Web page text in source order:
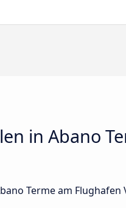
in Abano
Terme am Flughafen